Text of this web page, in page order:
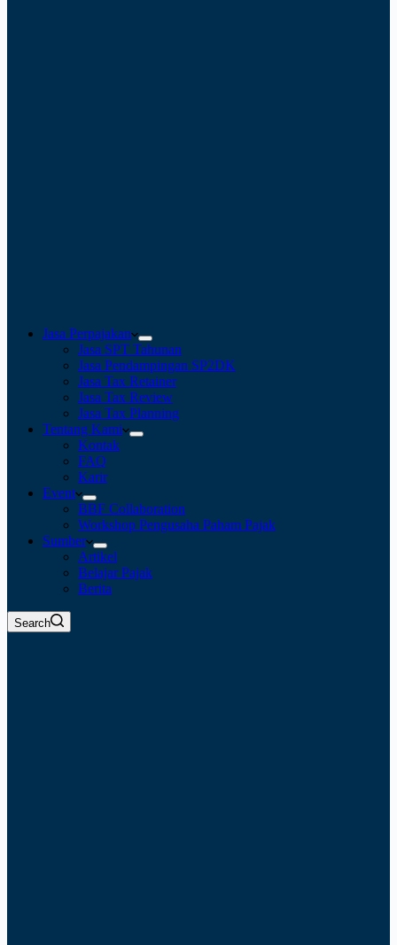
Jasa Perpajakan
Jasa SPT Tahunan
Jasa Pendampingan SP2DK
Jasa Tax Retainer
Jasa Tax Review
Jasa Tax Planning
Tentang Kami
Kontak
FAQ
Karir
Event
BBF Collaboration
Workshop Pengusaha Paham Pajak
Sumber
Artikel
Belajar Pajak
Berita
Search